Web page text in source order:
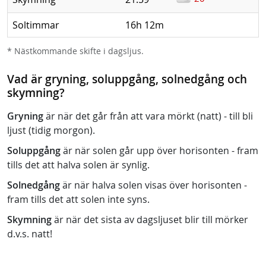
Soltimmar 16h 12m
* Nästkommande skifte i dagsljus.
Vad är gryning, soluppgång, solnedgång och
skymning?
Gryningär när det går från att vara mörkt (natt) - till bli
ljust (tidig morgon).
Soluppgångär när solen går upp över horisonten - fram
tills det att halva solen är synlig.
Solnedgångär när halva solen visas över horisonten -
fram tills det att solen inte syns.
Skymningär när det sista av dagsljuset blir till mörker
d.v.s. natt!